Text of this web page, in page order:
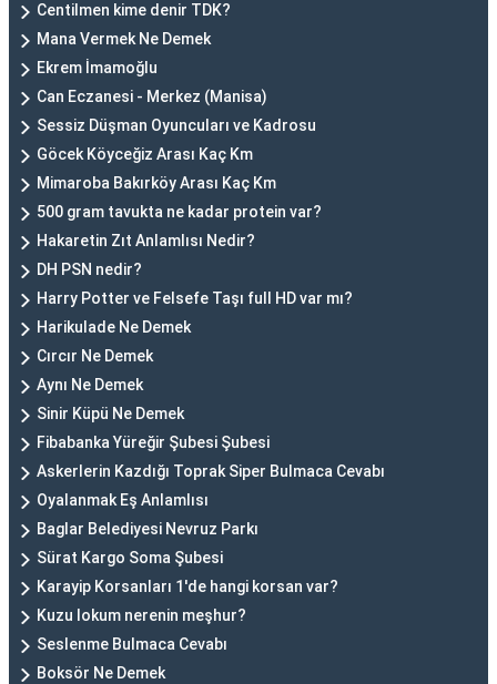
Centilmen kime denir TDK?
Mana Vermek Ne Demek
Ekrem İmamoğlu
Can Eczanesi - Merkez (Manisa)
Sessiz Düşman Oyuncuları ve Kadrosu
Göcek Köyceğiz Arası Kaç Km
Mimaroba Bakırköy Arası Kaç Km
500 gram tavukta ne kadar protein var?
Hakaretin Zıt Anlamlısı Nedir?
DH PSN nedir?
Harry Potter ve Felsefe Taşı full HD var mı?
Harikulade Ne Demek
Cırcır Ne Demek
Aynı Ne Demek
Sinir Küpü Ne Demek
Fibabanka Yüreğir Şubesi Şubesi
Askerlerin Kazdığı Toprak Siper Bulmaca Cevabı
Oyalanmak Eş Anlamlısı
Baglar Belediyesi Nevruz Parkı
Sürat Kargo Soma Şubesi
Karayip Korsanları 1'de hangi korsan var?
Kuzu lokum nerenin meşhur?
Seslenme Bulmaca Cevabı
Boksör Ne Demek